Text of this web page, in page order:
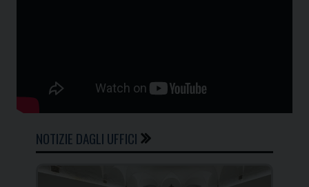
NOTIZIE DAGLI UFFICI